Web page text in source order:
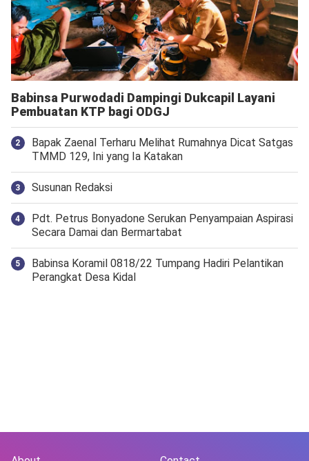
Babinsa Purwodadi Dampingi Dukcapil Layani
Pembuatan KTP bagi ODGJ
Bapak Zaenal Terharu Melihat Rumahnya Dicat Satgas
TMMD 129, Ini yang Ia Katakan
Susunan Redaksi
Pdt. Petrus Bonyadone Serukan Penyampaian Aspirasi
Secara Damai dan Bermartabat
Babinsa Koramil 0818/22 Tumpang Hadiri Pelantikan
Perangkat Desa Kidal